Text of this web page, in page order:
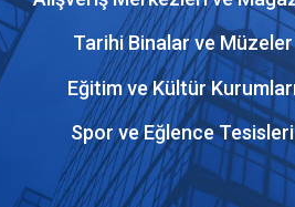
Tarihi Binalar ve Müzeler
Eğitim ve Kültür
Spor ve Eğlence Tesisleri